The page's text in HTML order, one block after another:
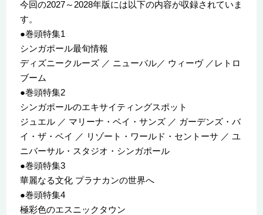
今回の2027～2028年版には以下の内容が収録されていま
す。
●巻頭特集1
シンガポール最旬情報
ディズニークルーズ ／ ニューバル／ ウィーヴ ／レトロ
ブーム
●巻頭特集2
シンガポールのエキサイティングスポット
ジュエル ／ マリーナ・ベイ・サンズ ／ ガーデンズ・バ
イ・ザ・ベイ ／ リゾート・ワールド・セントーサ ／ ユ
ニバーサル・スタジオ・シンガポール
●巻頭特集3
華麗なる文化 プラナカンの世界へ
●巻頭特集4
極彩色のエスニックタウン